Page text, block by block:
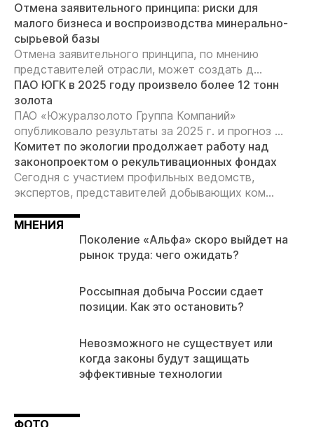
Отмена заявительного принципа: риски для
малого бизнеса и воспроизводства минерально-
сырьевой базы
Отмена заявительного принципа, по мнению
представителей отрасли, может создать д...
ПАО ЮГК в 2025 году произвело более 12 тонн
золота
ПАО «Южуралзолото Группа Компаний»
опубликовало результаты за 2025 г. и прогноз ...
Комитет по экологии продолжает работу над
законопроектом о рекультивационных фондах
Сегодня с участием профильных ведомств,
экспертов, представителей добывающих ком...
МНЕНИЯ
Поколение «Альфа» скоро выйдет на
рынок труда: чего ожидать?
Россыпная добыча России сдает
позиции. Как это остановить?
Невозможного не существует или
когда законы будут защищать
эффективные технологии